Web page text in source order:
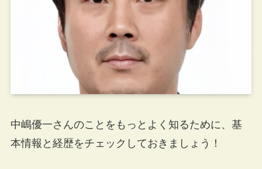
中嶋優一さんのことをもっとよく知るために、基
本情報と経歴をチェックしておきましょう！